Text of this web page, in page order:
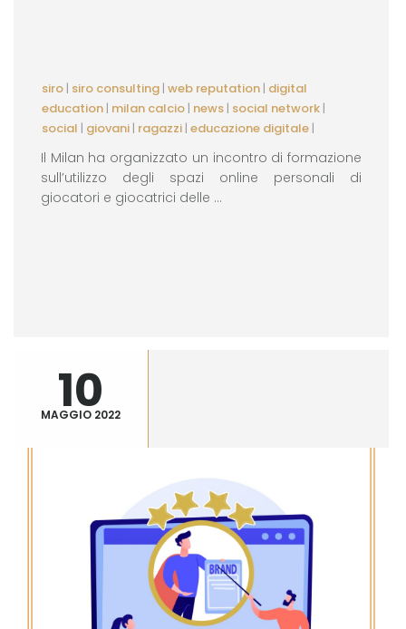
siro | siro consulting | web reputation | digital
education | milan calcio | news | social network |
social | giovani | ragazzi | educazione digitale |
Il Milan ha organizzato un incontro di formazione
sull’utilizzo degli spazi online personali di
giocatori e giocatrici delle ...
10
MAGGIO 2022